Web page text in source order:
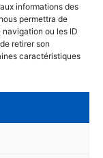
informations des
permettra de
ou les ID
retirer son
caractéristiques